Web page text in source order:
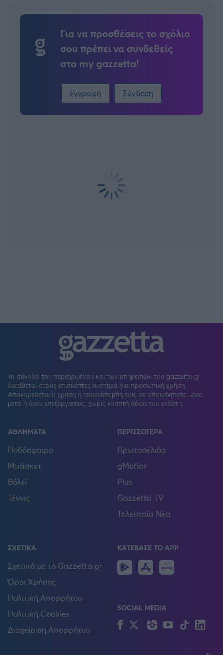
Για να προσθέσεις το σχόλιο
σου πρέπει να συνδεθείς
στο my gazzetta!
Εγγραφή Σύνδεση
Το σύνολο του περιεχομένου και των υπηρεσιών του gazzetta.gr
διατίθεται στους επισκέπτες αυστηρά για προσωπική χρήση.
Απαγορεύεται η χρήση ή επανεκπομπή του, σε οποιοδήποτε μέσο,
μετά ή άνευ επεξεργασίας, χωρίς γραπτή άδεια του εκδότη.
ΑΘΛΗΜΑΤΑ
Ποδόσφαιρο
Μπάσκετ
Βόλεϊ
Τέννις
ΠΕΡΙΣΣΟΤΕΡΑ
Πρωτοσέλιδα
gMotion
Plus
Gazzetta TV
Τελευταία Νέα
ΣΧΕΤΙΚΑ
Σχετικά με το Gazzetta.gr
Όροι Χρήσης
Πολιτική Απορρήτου
Πολιτική Cookies
Διαχείριση Απορρήτου
ΚΑΤΕΒΑΣΕ ΤΟ APP
Android
IOS
SOCIAL MEDIA
FacebookTwitterInstagram
YouTubeTikTok